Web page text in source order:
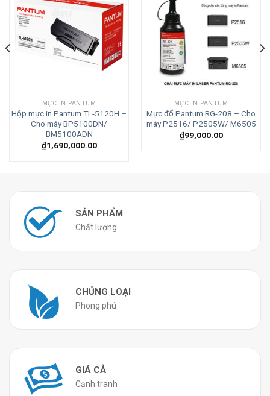
MỰC IN PANTUM
Hộp mực in Pantum TL-5120H –
Cho máy BP5100DN/
BM5100ADN
₫1,690,000.00
MỰC IN PANTUM
Mực đổ Pantum RG-208 – Cho
máy P2516/ P2505W/ M6505
₫99,000.00
SẢN PHẨM
Chất lượng
CHỦNG LOẠI
Phong phú
GIÁ CẢ
Cạnh tranh